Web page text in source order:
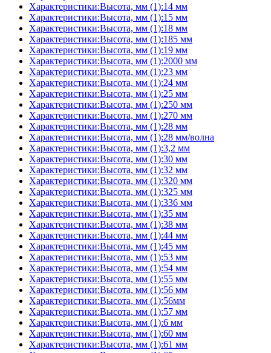
Характеристики:Высота, мм (1):14 мм
Характеристики:Высота, мм (1):15 мм
Характеристики:Высота, мм (1):18 мм
Характеристики:Высота, мм (1):185 мм
Характеристики:Высота, мм (1):19 мм
Характеристики:Высота, мм (1):2000 мм
Характеристики:Высота, мм (1):23 мм
Характеристики:Высота, мм (1):24 мм
Характеристики:Высота, мм (1):25 мм
Характеристики:Высота, мм (1):250 мм
Характеристики:Высота, мм (1):270 мм
Характеристики:Высота, мм (1):28 мм
Характеристики:Высота, мм (1):28 мм/волна
Характеристики:Высота, мм (1):3,2 мм
Характеристики:Высота, мм (1):30 мм
Характеристики:Высота, мм (1):32 мм
Характеристики:Высота, мм (1):320 мм
Характеристики:Высота, мм (1):325 мм
Характеристики:Высота, мм (1):336 мм
Характеристики:Высота, мм (1):35 мм
Характеристики:Высота, мм (1):38 мм
Характеристики:Высота, мм (1):44 мм
Характеристики:Высота, мм (1):45 мм
Характеристики:Высота, мм (1):53 мм
Характеристики:Высота, мм (1):54 мм
Характеристики:Высота, мм (1):55 мм
Характеристики:Высота, мм (1):56 мм
Характеристики:Высота, мм (1):56мм
Характеристики:Высота, мм (1):57 мм
Характеристики:Высота, мм (1):6 мм
Характеристики:Высота, мм (1):60 мм
Характеристики:Высота, мм (1):61 мм